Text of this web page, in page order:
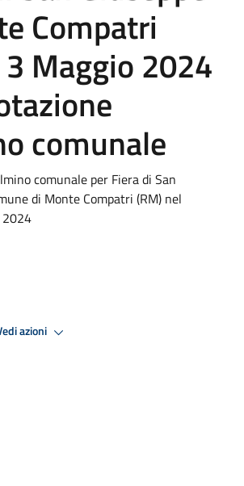
Compatri
Maggio 2024
comunale
comunale per Fiera di San
di Monte Compatri (RM) nel
2024
azioni